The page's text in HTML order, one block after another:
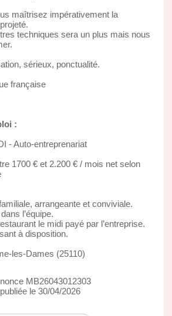
maîtrisez impérativement la
techniques sera un plus mais nous
sérieux, ponctualité.
française
:
- Auto-entreprenariat
1700 € et 2.200 € / mois net selon
arrangeante et conviviale.
l’équipe.
le midi payé par l’entreprise.
à disposition.
les-Dames (25110)
MB26043012303
publiée le 30/04/2026